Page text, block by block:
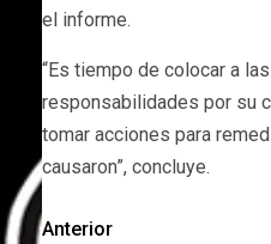
el informe.
“Es tiempo de colocar a
responsabilidades por su
tomar acciones para
causaron”, concluye.
Anterior